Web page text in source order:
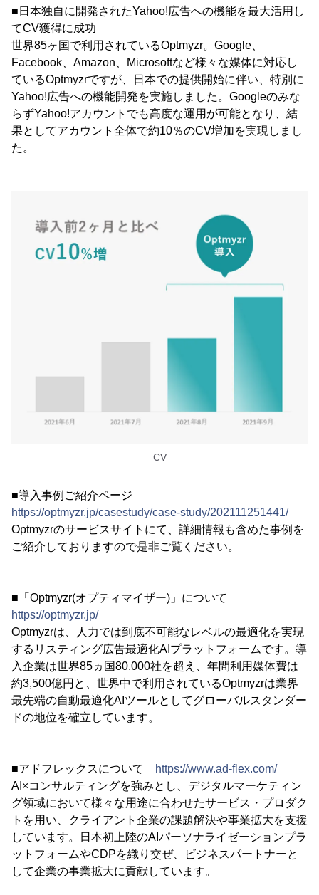
■日本独自に開発されたYahoo!広告への機能を最大活用し
てCV獲得に成功
世界85ヶ国で利用されているOptmyzr。Google、
Facebook、Amazon、Microsoftなど様々な媒体に対応し
ているOptmyzrですが、日本での提供開始に伴い、特別に
Yahoo!広告への機能開発を実施しました。Googleのみな
らずYahoo!アカウントでも高度な運用が可能となり、結
果としてアカウント全体で約10％のCV増加を実現しまし
た。
CV
■導入事例ご紹介ページ
https://optmyzr.jp/casestudy/case-study/202111251441/
Optmyzrのサービスサイトにて、詳細情報も含めた事例を
ご紹介しておりますので是非ご覧ください。
■「Optmyzr(オプティマイザー)」について
https://optmyzr.jp/
Optmyzrは、人力では到底不可能なレベルの最適化を実現
するリスティング広告最適化AIプラットフォームです。導
入企業は世界85ヵ国80,000社を超え、年間利用媒体費は
約3,500億円と、世界中で利用されているOptmyzrは業界
最先端の自動最適化AIツールとしてグローバルスタンダー
ドの地位を確立しています。
■アドフレックスについて
https://www.ad-flex.com/
AI×コンサルティングを強みとし、デジタルマーケティン
グ領域において様々な用途に合わせたサービス・プロダク
トを用い、クライアント企業の課題解決や事業拡大を支援
しています。日本初上陸のAIパーソナライゼーションプラ
ットフォームやCDPを織り交ぜ、ビジネスパートナーと
して企業の事業拡大に貢献しています。